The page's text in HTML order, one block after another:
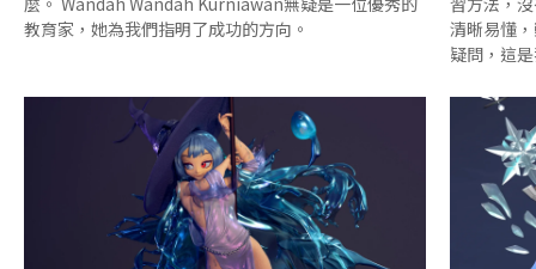
教育家，她為我們指明了成功的方向。
清晰易懂
疑問，這